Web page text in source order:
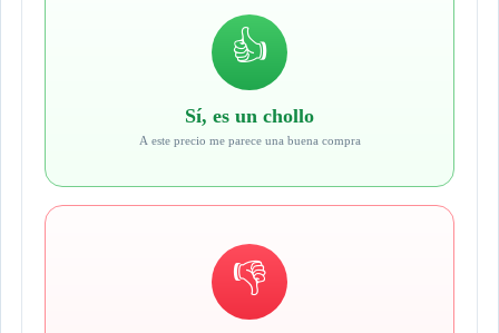
👍
Sí, es un chollo
A este precio me parece una buena compra
👎